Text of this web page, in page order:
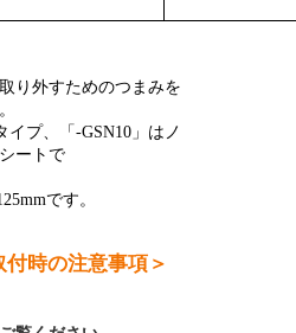
り外すためのつまみを
イプ、「-GSN10」はノ
ートで
です。
付時の注意事項＞